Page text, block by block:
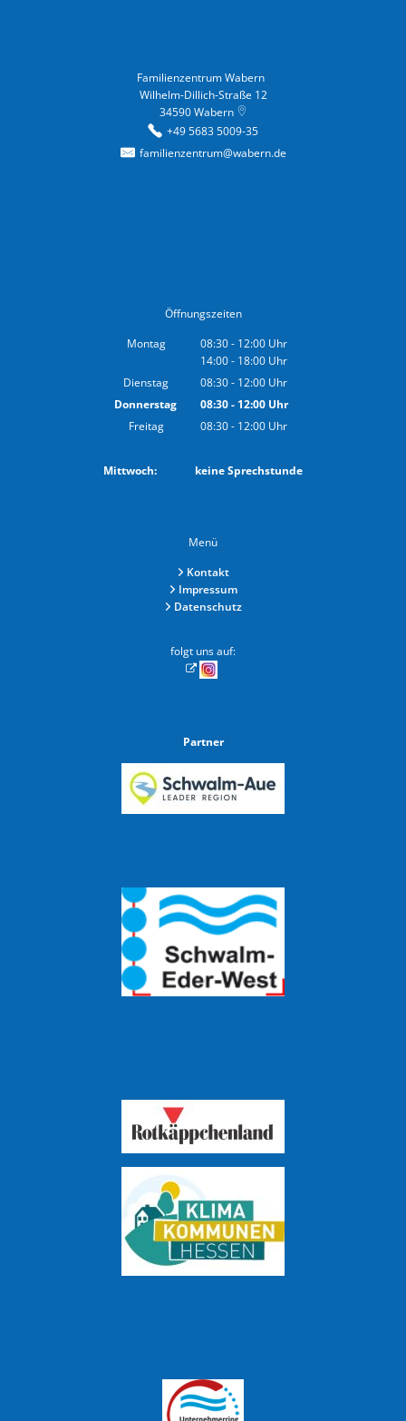
Familienzentrum Wabern
Wilhelm-Dillich-Straße 12
34590 Wabern
+49 5683 5009-35
familienzentrum@wabern.de
Öffnungszeiten
Montag
08:30- 12:00 Uhr
Von 08:30 bis 12:00 Uhr
14:00- 18:00 Uhr
Von 14:00 bis 18:00 Uhr
Dienstag 08:30- 12:00 Uhr
Von 08:30 bis 12:00 Uhr
Donnerstag 08:30- 12:00Uhr
Von 08:30 bis 12:00 Uhr
Freitag 08:30- 12:00 Uhr
Mittwoch: keine Sprechstunde
Menü
Kontakt
Impressum
Datenschutz
folgt uns auf:
Partner